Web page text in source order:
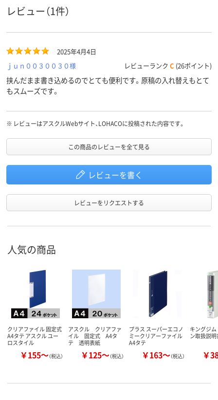
向き タテ
無
アスクル
商品環境
スコア
レビュー（1件）
2025年4月4日
ｊｕｎ００３００３０様
レビューランク C (26ポイント)
挟んだまま書き込めるのでとても便利です。原稿の入れ替えもとて
もスムーズです。
※ レビューはアスクルWebサイト、LOHACOに投稿された内容です。
この商品のレビューを全て見る
レビューを書く
レビューをリクエストする
人気の商品
クリアファイル 固定式
A4タテ アスクル ユー
ロスタイル
￥155～（税込）
アスクル クリアファ
イル 固定式 A4タ
テ 透明表紙
￥125～（税込）
プラス スーパーエコノ
ミークリアーファイル
A4タテ
￥163～（税込）
キングジ
ン取扱説
￥